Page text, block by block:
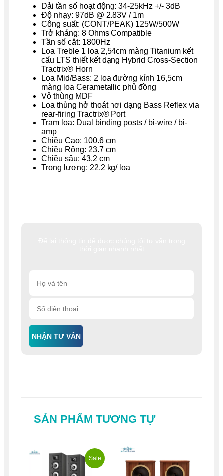
NHẬN TƯ VẤN
Dải tần số hoạt động: 34-25kHz +/- 3dB
Độ nhạy: 97dB @ 2.83V / 1m
Công suất: (CONT/PEAK) 125W/500W
Trở kháng: 8 Ohms Compatible
Tần số cắt: 1800Hz
Loa Treble 1 loa 2,54cm màng Titanium kết
cấu LTS thiết kết dạng Hybrid Cross-Section
Tractrix® Horn
Loa Mid/Bass: 2 loa đường kính 16,5cm
màng loa Cerametallic phủ đồng
Vỏ thùng MDF
Loa thùng hở thoát hơi dạng Bass Reflex via
rear-firing Tractrix® Port
Trạm loa: Dual binding posts / bi-wire / bi-
amp
Chiều Cao: 100.6 cm
Chiều Rộng: 23.7 cm
Chiều sâu: 43.2 cm
Trọng lượng: 22.2 kg/ loa
SẢN PHẨM TƯƠNG TỰ
Sale